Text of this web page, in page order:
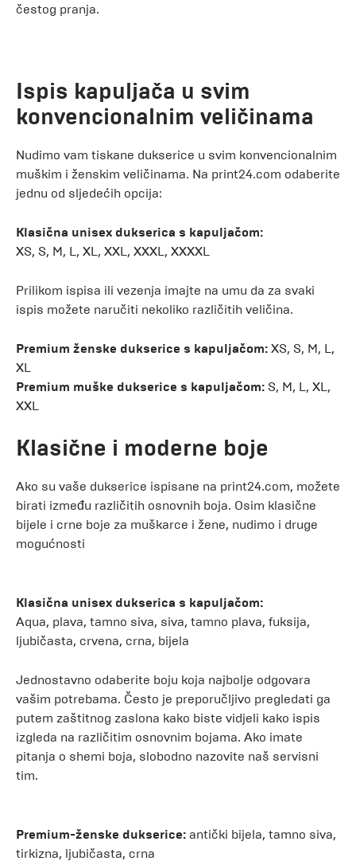
čestog pranja.
Ispis kapuljača u svim
konvencionalnim veličinama
Nudimo vam tiskane dukserice u svim konvencionalnim
muškim i ženskim veličinama. Na print24.com odaberite
jednu od sljedećih opcija:
Klasična unisex dukserica s kapuljačom:
XS, S, M, L, XL, XXL, XXXL, XXXXL
Prilikom ispisa ili vezenja imajte na umu da za svaki
ispis možete naručiti nekoliko različitih veličina.
Premium ženske dukserice s kapuljačom: XS, S, M, L,
XL
Premium muške dukserice s kapuljačom: S, M, L, XL,
XXL
Klasične i moderne boje
Ako su vaše dukserice ispisane na print24.com, možete
birati između različitih osnovnih boja. Osim klasične
bijele i crne boje za muškarce i žene, nudimo i druge
mogućnosti
Klasična unisex dukserica s kapuljačom:
Aqua, plava, tamno siva, siva, tamno plava, fuksija,
ljubičasta, crvena, crna, bijela
Jednostavno odaberite boju koja najbolje odgovara
vašim potrebama. Često je preporučljivo pregledati ga
putem zaštitnog zaslona kako biste vidjeli kako ispis
izgleda na različitim osnovnim bojama. Ako imate
pitanja o shemi boja, slobodno nazovite naš servisni
tim.
Premium-ženske dukserice: antički bijela, tamno siva,
tirkizna, ljubičasta, crna